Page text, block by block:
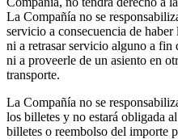
La Compañía no se
servicio a consecuencia de
ni a retrasar servicio alguno a fin
ni a proveerle de un asiento en
transporte.
La Compañía no se
los billetes y no estará obligada
billetes o reembolso del importe